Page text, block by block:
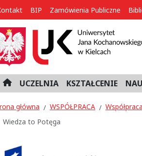
BIP Zamówienia Publiczne
H
o
m
UCZELNIA KSZTAŁCENIE
główna WSPÓŁPRACA
Wiedza to Potęga